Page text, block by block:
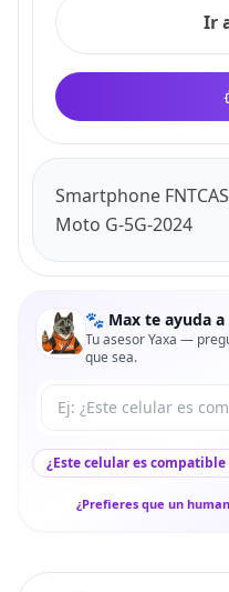
Ir
Smartphone
Moto G-5G-2024
🐾 Max te ayuda
Tu asesor Yaxa —
que sea.
Tu pregunta a Max
¿Este celular es
¿Prefieres que un